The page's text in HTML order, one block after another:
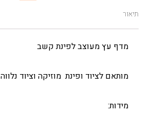
תיאור
מדף עץ מעוצב לפינת קשב
מותאם לציוד ופינת מוזיקה וציוד נלווה
מידות: